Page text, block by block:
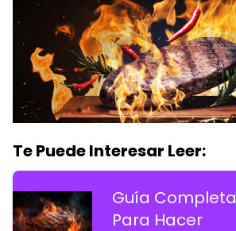
Te Puede Interesar Leer:
Guía Completa
Para Hacer